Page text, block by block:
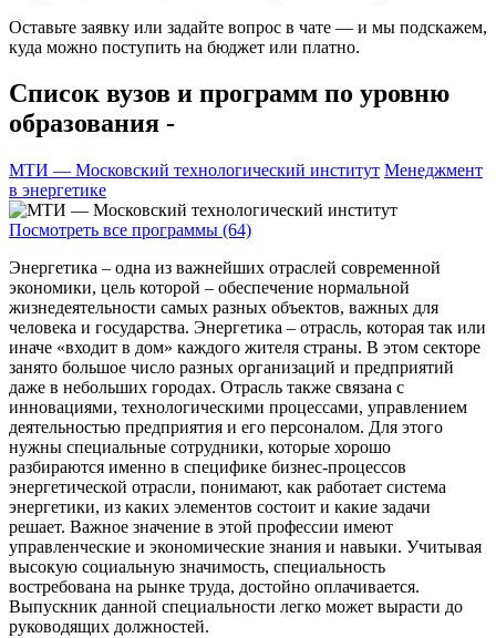
Оставьте заявку или задайте вопрос в чате — и мы подскажем,
куда можно поступить на бюджет или платно.
Список вузов и программ по уровню
образования -
МТИ — Московский технологический институт Менеджмент
в энергетике
Посмотреть все программы (64)
Энергетика – одна из важнейших отраслей современной
экономики, цель которой – обеспечение нормальной
жизнедеятельности самых разных объектов, важных для
человека и государства. Энергетика – отрасль, которая так или
иначе «входит в дом» каждого жителя страны. В этом секторе
занято большое число разных организаций и предприятий
даже в небольших городах. Отрасль также связана с
инновациями, технологическими процессами, управлением
деятельностью предприятия и его персоналом. Для этого
нужны специальные сотрудники, которые хорошо
разбираются именно в специфике бизнес-процессов
энергетической отрасли, понимают, как работает система
энергетики, из каких элементов состоит и какие задачи
решает. Важное значение в этой профессии имеют
управленческие и экономические знания и навыки. Учитывая
высокую социальную значимость, специальность
востребована на рынке труда, достойно оплачивается.
Выпускник данной специальности легко может вырасти до
руководящих должностей.